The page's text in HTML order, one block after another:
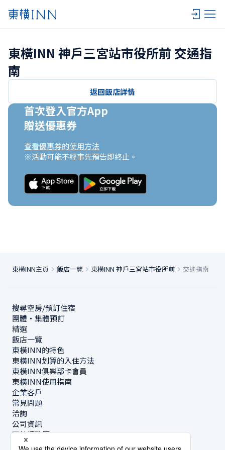
東橫INN 神戶三宮站市役所前 交通指
南
返回飯店詳情
首次登入官方App
贈送優惠券
查看優惠券的使用方法
※活動可能不經事先預告即終止。
東橫INN主頁 飯店一覽 東橫INN 神戶三宮站市役所前 交通指南
搜尋空房/預訂住宿
團體・集體預訂
精選
飯店一覽
東橫INN的特色
東橫INN划算的入住方法
東橫INN俱樂部卡會員
東橫INN使用指南
企業客戶
常見問題
洽詢
公司資訊
可持續政策